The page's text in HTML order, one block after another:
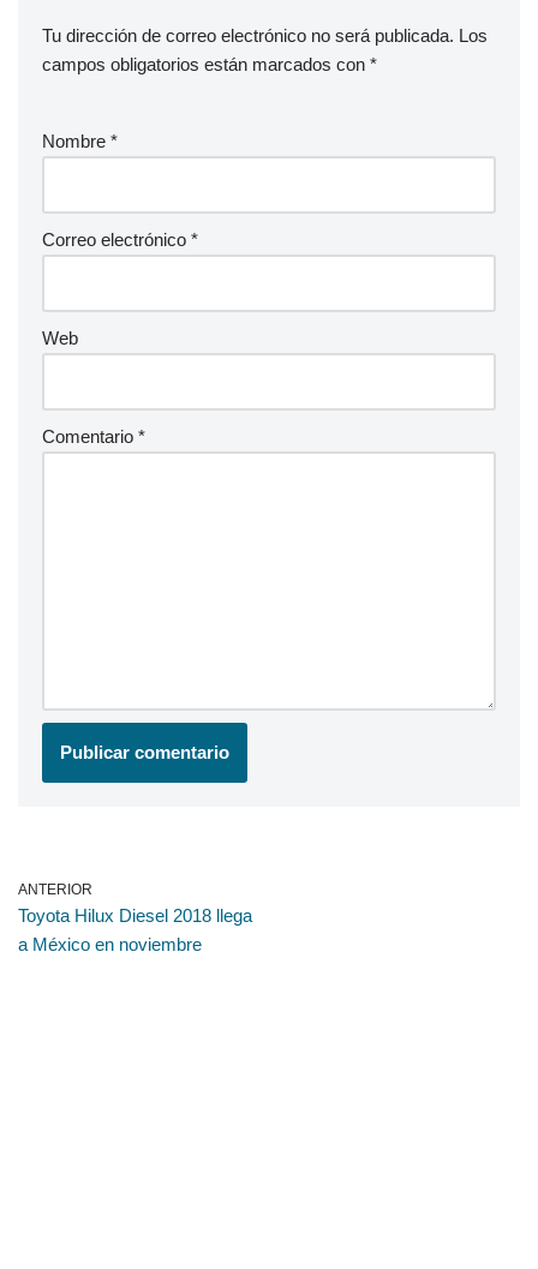
Tu dirección de correo electrónico no será publicada. Los
campos obligatorios están marcados con *
Nombre *
Correo electrónico *
Web
Comentario *
ANTERIOR
Toyota Hilux Diesel 2018 llega
a México en noviembre